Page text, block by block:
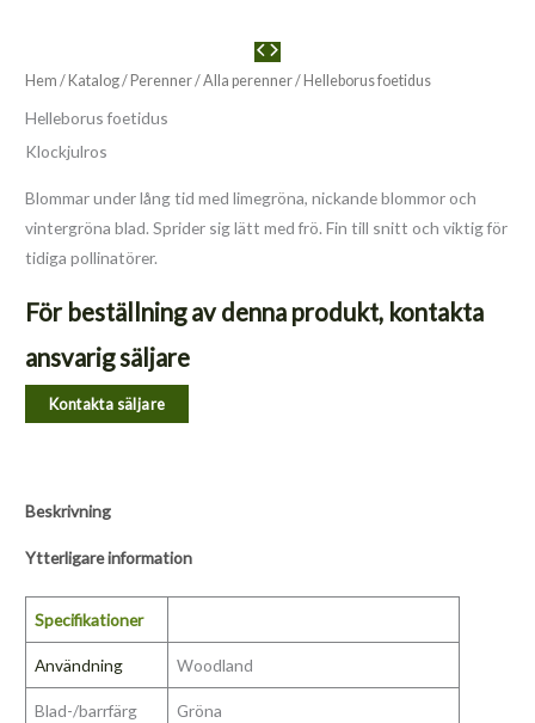
Hem / Katalog/ Perenner/Alla perenner/ Helleborus foetidus
Helleborus foetidus
Klockjulros
Blommar under lång tid med limegröna, nickande blommor och
vintergröna blad. Sprider sig lätt med frö. Fin till snitt och viktig för
tidiga pollinatörer.
För beställning av denna produkt, kontakta
ansvarig säljare
Kontakta säljare
Beskrivning
Ytterligare information
Specifikationer
Användning Woodland
Blad-/barrfärg Gröna